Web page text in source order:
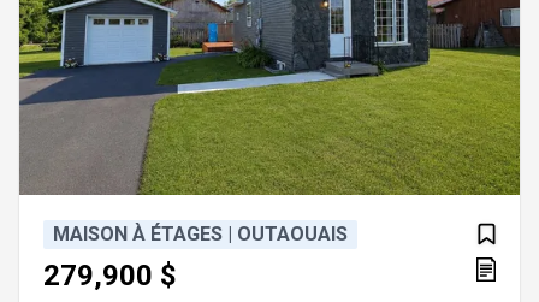
MAISON À ÉTAGES | OUTAOUAIS
279,900 $